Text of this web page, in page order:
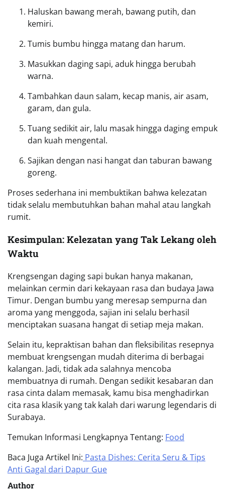
Haluskan bawang merah, bawang putih, dan
kemiri.
Tumis bumbu hingga matang dan harum.
Masukkan daging sapi, aduk hingga berubah
warna.
Tambahkan daun salam, kecap manis, air asam,
garam, dan gula.
Tuang sedikit air, lalu masak hingga daging empuk
dan kuah mengental.
Sajikan dengan nasi hangat dan taburan bawang
goreng.
Proses sederhana ini membuktikan bahwa kelezatan
tidak selalu membutuhkan bahan mahal atau langkah
rumit.
Kesimpulan: Kelezatan yang Tak Lekang oleh
Waktu
Krengsengan daging sapi bukan hanya makanan,
melainkan cermin dari kekayaan rasa dan budaya Jawa
Timur. Dengan bumbu yang meresap sempurna dan
aroma yang menggoda, sajian ini selalu berhasil
menciptakan suasana hangat di setiap meja makan.
Selain itu, kepraktisan bahan dan fleksibilitas resepnya
membuat krengsengan mudah diterima di berbagai
kalangan. Jadi, tidak ada salahnya mencoba
membuatnya di rumah. Dengan sedikit kesabaran dan
rasa cinta dalam memasak, kamu bisa menghadirkan
cita rasa klasik yang tak kalah dari warung legendaris di
Surabaya.
Temukan Informasi Lengkapnya Tentang: Food
Baca Juga Artikel Ini: Pasta Dishes: Cerita Seru & Tips
Anti Gagal dari Dapur Gue
Author